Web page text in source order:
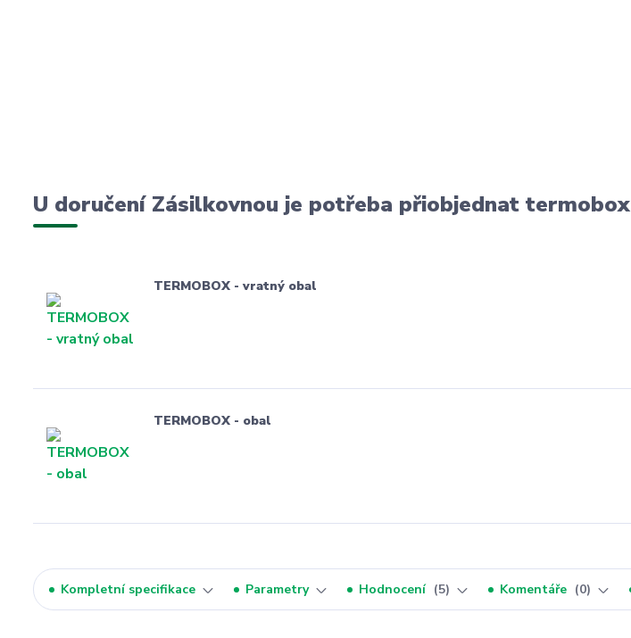
U doručení Zásilkovnou je potřeba přiobjednat termobox
TERMOBOX - vratný obal
TERMOBOX - obal
Kompletní specifikace Parametry Hodnocení 5 Komentáře 0